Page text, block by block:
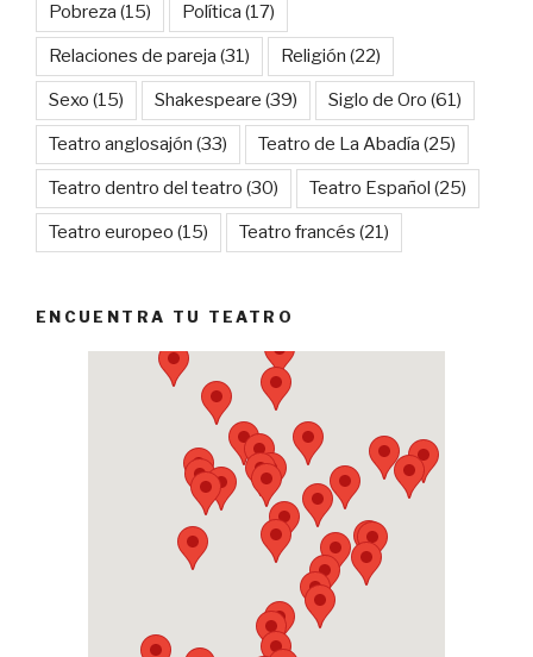
Pobreza (15) Política (17)
Relaciones de pareja (31) Religión (22)
Sexo (15) Shakespeare (39) Siglo de Oro (61)
Teatro anglosajón (33) Teatro de La Abadía (25)
Teatro dentro del teatro (30) Teatro Español (25)
Teatro europeo (15) Teatro francés (21)
ENCUENTRA TU TEATRO